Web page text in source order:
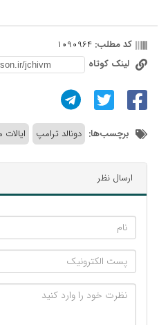
کد مطلب: 1090964
لینک کوتاه
برچسب‌ها: دونالد ترامپ
ارسال نظر